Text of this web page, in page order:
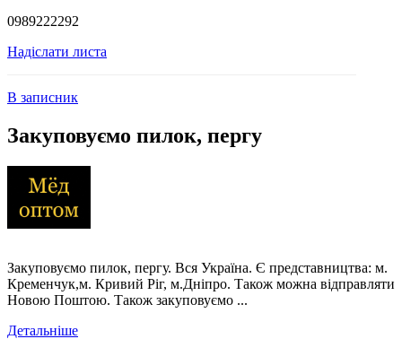
0989222292
Надіслати листа
В записник
Закуповуємо пилок, пергу
Закуповуємо пилок, пергу. Вся Україна. Є представництва: м.
Кременчук,м. Кривий Ріг, м.Дніпро. Також можна відправляти
Новою Поштою. Також закуповуємо ...
Детальніше